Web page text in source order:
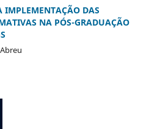
IMPLEMENTAÇÃO DAS
NA PÓS-GRADUAÇÃO